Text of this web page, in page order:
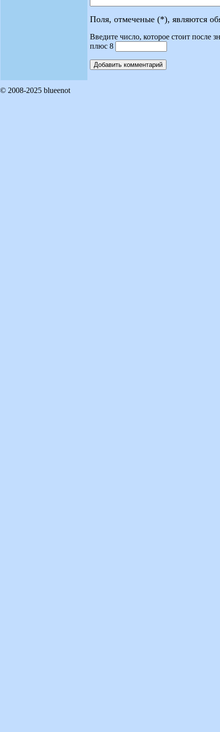
Поля, отмеченые (*), являются
Введите число, которое стоит после
плюс 8
© 2008-2025 blueenot